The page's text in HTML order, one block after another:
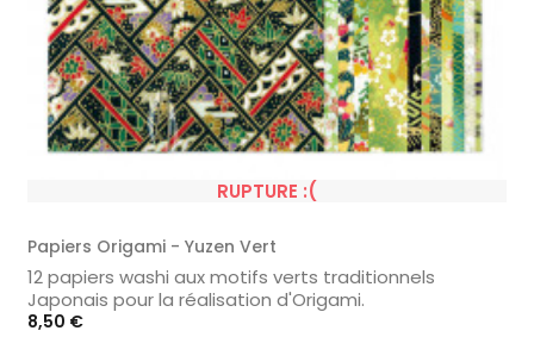
RUPTURE :(
Papiers Origami - Yuzen Vert
12 papiers washi aux motifs verts traditionnels
Japonais pour la réalisation d'Origami.
Prix
8,50 €